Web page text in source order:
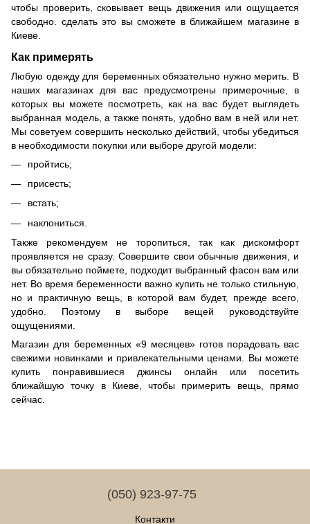
чтобы проверить, сковывает вещь движения или ощущается
свободно. сделать это вы сможете в ближайшем магазине в
Киеве.
Как примерять
Любую одежду для беременных обязательно нужно мерить. В
наших магазинах для вас предусмотрены примерочные, в
которых вы можете посмотреть, как на вас будет выглядеть
выбранная модель, а также понять, удобно вам в ней или нет.
Мы советуем совершить несколько действий, чтобы убедиться
в необходимости покупки или выборе другой модели:
пройтись;
присесть;
встать;
наклониться.
Также рекомендуем не торопиться, так как дискомфорт
проявляется не сразу. Совершите свои обычные движения, и
вы обязательно поймете, подходит выбранный фасон вам или
нет. Во время беременности важно купить не только стильную,
но и практичную вещь, в которой вам будет, прежде всего,
удобно. Поэтому в выборе вещей руководствуйте
ощущениями.
Магазин для беременных «9 месяцев» готов порадовать вас
свежими новинками и привлекательными ценами. Вы можете
купить понравившиеся джинсы онлайн или посетить
ближайшую точку в Киеве, чтобы примерить вещь, прямо
сейчас.
(050) 923-97-75
Контакти